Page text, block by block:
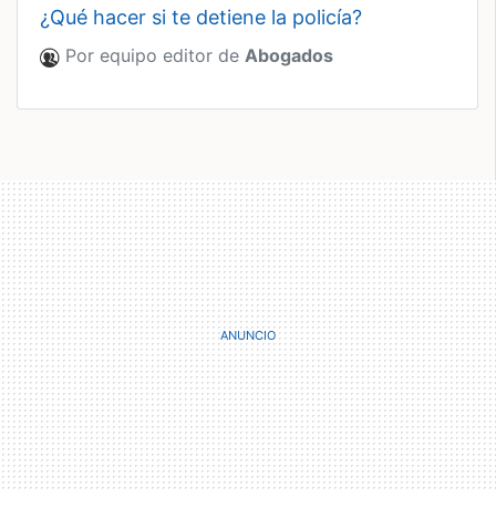
¿qué hacer si te detiene la policía?
Por equipo editor de Abogados